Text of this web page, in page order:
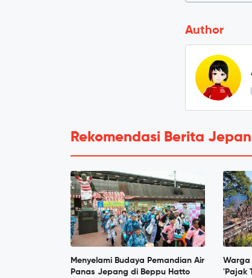
Author
Rekomendasi Berita
Menyelami Budaya Pemandian Air
Panas Jepang di Beppu Hatto
Warga
'Pajak